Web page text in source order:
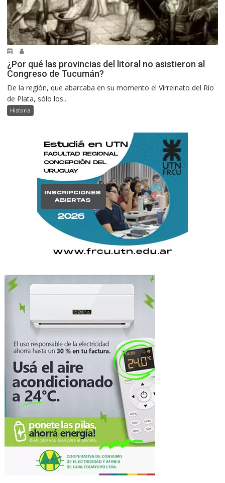
¿Por qué las provincias del litoral no asistieron al
Congreso de Tucumán?
De la región, que abarcaba en su momento el Virreinato del Río
de Plata, sólo los...
Historia